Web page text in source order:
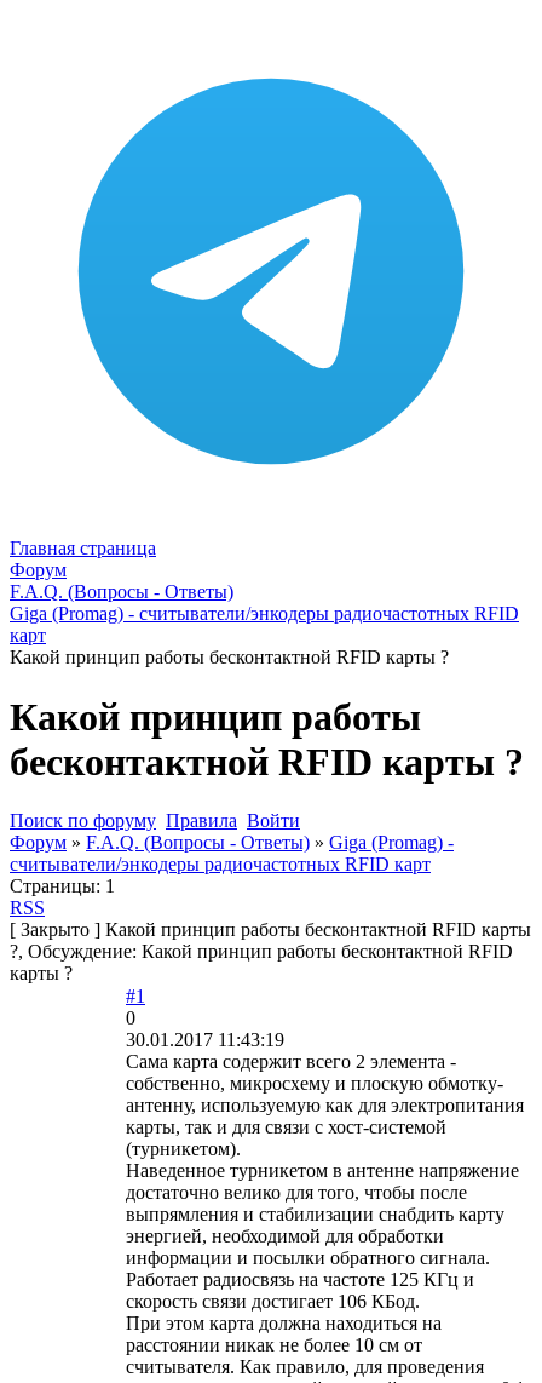
Главная страница
Форум
F.A.Q. (Вопросы - Ответы)
Giga (Promag) - cчитыватели/энкодеры радиочастотных RFID
карт
Какой принцип работы бесконтактной RFID карты ?
Какой принцип работы
бесконтактной RFID карты ?
Поиск по форуму Правила Войти
Форум » F.A.Q. (Вопросы - Ответы) » Giga (Promag) -
cчитыватели/энкодеры радиочастотных RFID карт
Страницы: 1
RSS
[ Закрыто ] Какой принцип работы бесконтактной RFID карты
?, Обсуждение: Какой принцип работы бесконтактной RFID
карты ?
#1
0
30.01.2017 11:43:19
Сама карта содержит всего 2 элемента -
собственно, микросхему и плоскую обмотку-
антенну, используемую как для электропитания
карты, так и для связи с хост-системой
(турникетом).
Наведенное турникетом в антенне напряжение
достаточно велико для того, чтобы после
выпрямления и стабилизации снабдить карту
энергией, необходимой для обработки
информации и посылки обратного сигнала.
Работает радиосвязь на частоте 125 КГц и
скорость связи достигает 106 КБод.
При этом карта должна находиться на
расстоянии никак не более 10 см от
считывателя. Как правило, для проведения